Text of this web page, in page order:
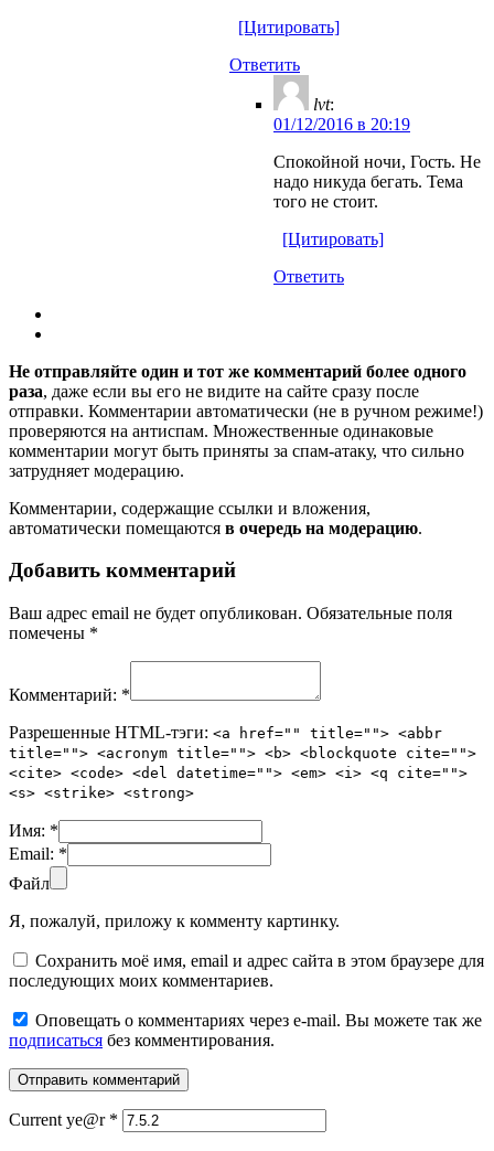
[Цитировать]
Ответить
lvt:
01/12/2016 в 20:19
Спокойной ночи, Гость. Не
надо никуда бегать. Тема
того не стоит.
[Цитировать]
Ответить
Не отправляйте один и тот же комментарий более одного
раза, даже если вы его не видите на сайте сразу после
отправки. Комментарии автоматически (не в ручном режиме!)
проверяются на антиспам. Множественные одинаковые
комментарии могут быть приняты за спам-атаку, что сильно
затрудняет модерацию.
Комментарии, содержащие ссылки и вложения,
автоматически помещаются в очередь на модерацию.
Добавить комментарий
Ваш адрес email не будет опубликован. Обязательные поля
помечены *
Комментарий: *
Разрешенные HTML-тэги: <a href="" title=""> <abbr
title=""> <acronym title=""> <b> <blockquote cite="">
<cite> <code> <del datetime=""> <em> <i> <q cite="">
<s> <strike> <strong>
Имя: *
Email: *
Файл
Я, пожалуй, приложу к комменту картинку.
Сохранить моё имя, email и адрес сайта в этом браузере для
последующих моих комментариев.
Оповещать о комментариях через e-mail. Вы можете так же
подписаться без комментирования.
Current ye@r *